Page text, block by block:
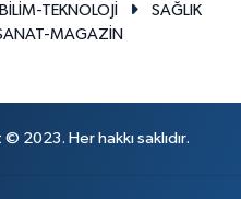
BİLİM-TEKNOLOJİ
SAĞLIK
MAGAZİN
2023. Her hakkı saklıdır.